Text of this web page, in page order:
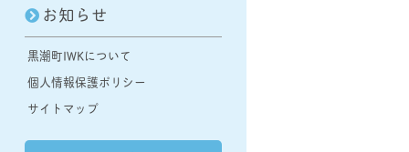
お知らせ
黒潮町IWKについて
個人情報保護ポリシー
サイトマップ